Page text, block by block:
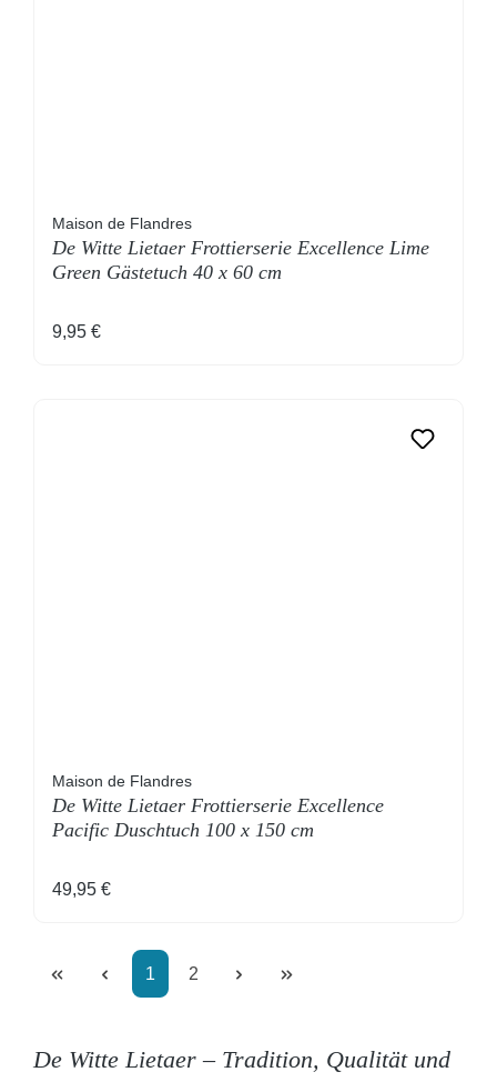
Maison de Flandres
De Witte Lietaer Frottierserie Excellence Lime
Green Gästetuch 40 x 60 cm
Regulärer Preis:
9,95 €
Maison de Flandres
De Witte Lietaer Frottierserie Excellence
Pacific Duschtuch 100 x 150 cm
Regulärer Preis:
49,95 €
Seite
1 Seite
2
De Witte Lietaer – Tradition, Qualität und